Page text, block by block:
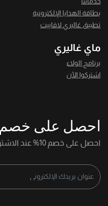
بطاقة الهدايا الإلكترونية
تطبيق غاليري لافاييت
ماي غاليري
برنامج الولاء
اشتركوا الآن
احصل على خصم 10%
احصل على خصم 10% عند الاشتراك في نشرتنا الإخبارية